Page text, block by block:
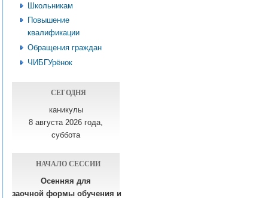
Школьникам
Повышение
квалификации
Обращения граждан
ЧИБГУрёнок
СЕГОДНЯ
каникулы
8 августа 2026 года,
суббота
НАЧАЛО СЕССИИ
Осенняя для
заочной формы обучения и